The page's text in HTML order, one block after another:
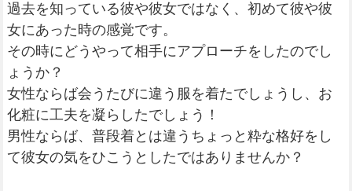
過去を知っている彼や彼女ではなく、初めて彼や彼
女にあった時の感覚です。
その時にどうやって相手にアプローチをしたのでし
ょうか？
女性ならば会うたびに違う服を着たでしょうし、お
化粧に工夫を凝らしたでしょう！
男性ならば、普段着とは違うちょっと粋な格好をし
て彼女の気をひこうとしたではありませんか？